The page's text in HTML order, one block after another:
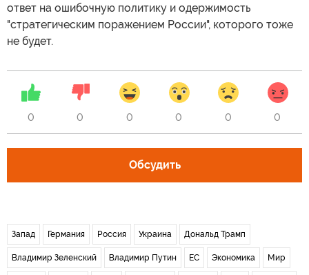
ответ на ошибочную политику и одержимость
"стратегическим поражением России", которого тоже
не будет.
0 0 0 0 0 0
Обсудить
Запад Германия Россия Украина Дональд Трамп
Владимир Зеленский Владимир Путин ЕС Экономика Мир